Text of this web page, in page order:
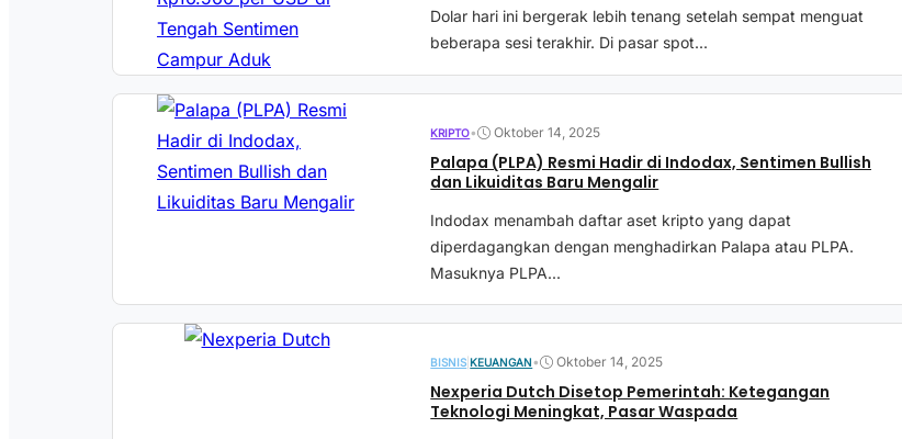
Dolar hari ini bergerak lebih tenang setelah sempat menguat
beberapa sesi terakhir. Di pasar spot...
KRIPTO• Oktober 14, 2025
Palapa (PLPA) Resmi Hadir di Indodax, Sentimen Bullish
dan Likuiditas Baru Mengalir
Indodax menambah daftar aset kripto yang dapat
diperdagangkan dengan menghadirkan Palapa atau PLPA.
Masuknya PLPA...
BISNIS |KEUANGAN• Oktober 14, 2025
Nexperia Dutch Disetop Pemerintah: Ketegangan
Teknologi Meningkat, Pasar Waspada